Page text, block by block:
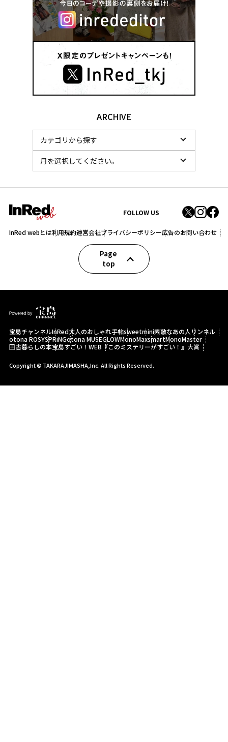
ARCHIVE
FOLLOW US
InRed webとは利用規約運営会社プライバシーポリシー広告のお問い合わせ
Page
top
宝島チャンネルInRed大人のおしゃれ手帖sweetmini素敵なあの人 リンネル
otona ROSYSPRiNGotona MUSEGLOWMonoMaxsmartMonoMaster
田舎暮らしの本宝島すごい！WEB 『このミステリーがすごい！』大賞
Copyright © TAKARAJIMASHA,Inc. All Rights Reserved.